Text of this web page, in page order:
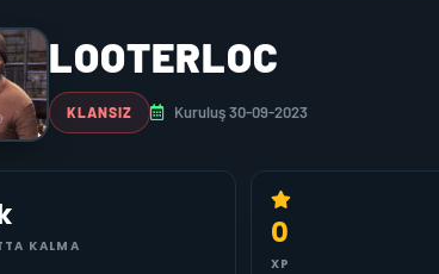
LOOTERLOC
KLANSIZ Kuruluş 30-09-2023
KALMA 0
XP